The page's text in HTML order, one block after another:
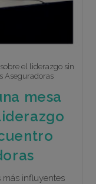
el liderazgo sin
Aseguradoras
mesa
más influyentes